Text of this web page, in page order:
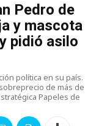
Pedro de
y mascota
pidió asilo
política en su país.
de más de
Papeles de